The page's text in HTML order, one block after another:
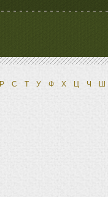
Р С Т У Ф Х Ц Ч Ш